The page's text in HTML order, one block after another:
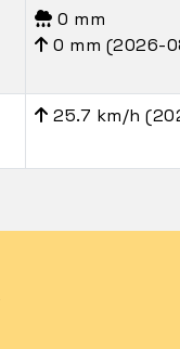
0 mm
0 mm (2026-
25.7 km/h